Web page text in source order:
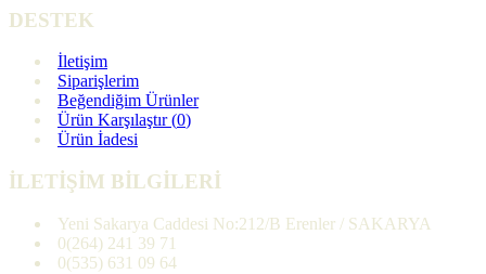
DESTEK
İletişim
Siparişlerim
Beğendiğim Ürünler
Ürün Karşılaştır (0)
Ürün İadesi
İLETİŞİM BİLGİLERİ
Yeni Sakarya Caddesi No:212/B Erenler / SAKARYA
0(264) 241 39 71
0(535) 631 09 64